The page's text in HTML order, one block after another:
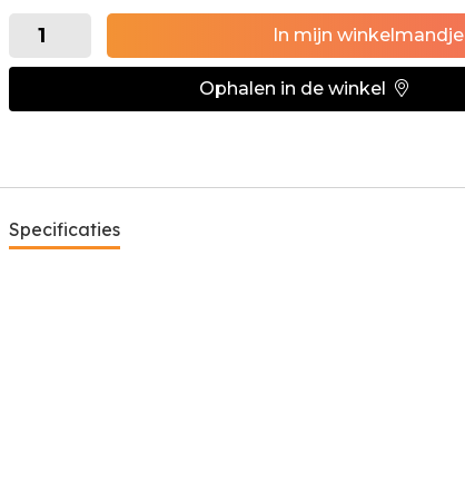
In mijn winkelmandje
Ophalen in de winkel
Specificaties